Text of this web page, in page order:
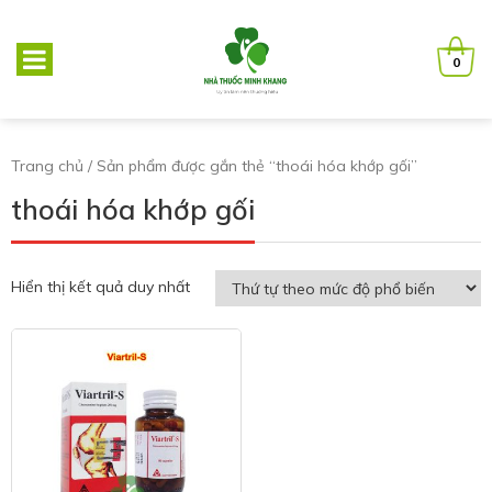
0
Trang chủ / Sản phẩm được gắn thẻ “thoái hóa khớp gối”
thoái hóa khớp gối
Hiển thị kết quả duy nhất